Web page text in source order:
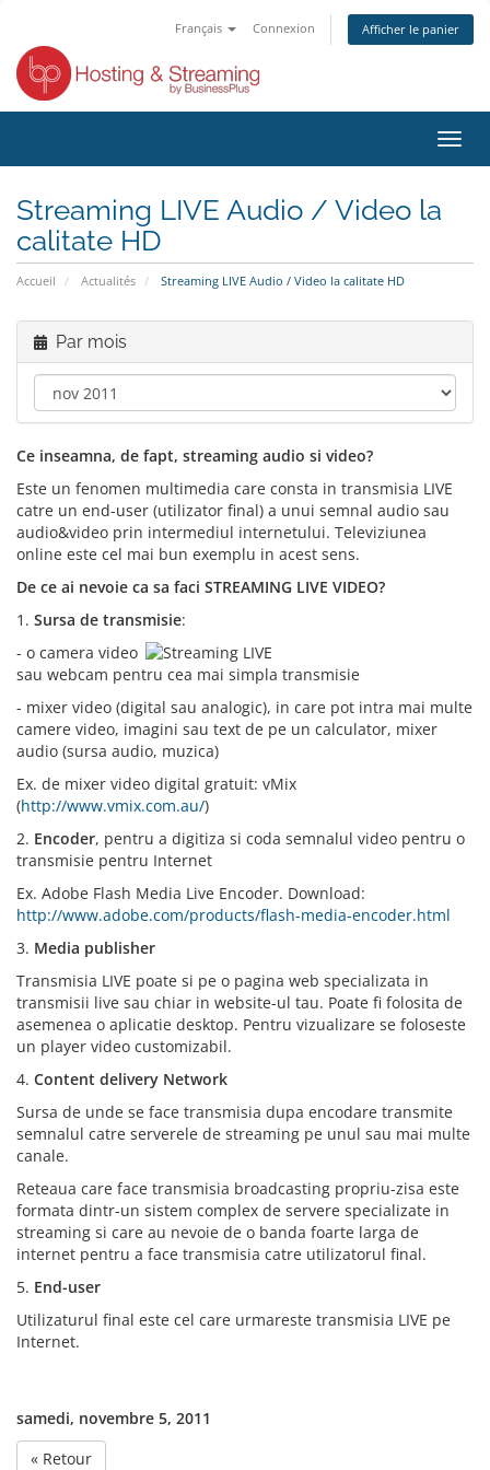
Français Connexion Afficher le panier
la
Streaming LIVE Audio / Video la
calitate HD
Accueil Actualités Streaming LIVE Audio / Video la calitate HD
Par mois
Ce inseamna, de fapt, streaming audio si video?
Este un fenomen multimedia care consta in transmisia LIVE
catre un end-user (utilizator final) a unui semnal audio sau
audio&video prin intermediul internetului. Televiziunea
online este cel mai bun exemplu in acest sens.
De ce ai nevoie ca sa faci STREAMING LIVE VIDEO?
1. Sursa de transmisie:
- o camera video
sau webcam pentru cea mai simpla transmisie
- mixer video (digital sau analogic), in care pot intra mai multe
camere video, imagini sau text de pe un calculator, mixer
audio (sursa audio, muzica)
Ex. de mixer video digital gratuit: vMix
(http://www.vmix.com.au/)
2. Encoder, pentru a digitiza si coda semnalul video pentru o
transmisie pentru Internet
Ex. Adobe Flash Media Live Encoder. Download:
http://www.adobe.com/products/flash-media-encoder.html
3. Media publisher
Transmisia LIVE poate si pe o pagina web specializata in
transmisii live sau chiar in website-ul tau. Poate fi folosita de
asemenea o aplicatie desktop. Pentru vizualizare se foloseste
un player video customizabil.
4. Content delivery Network
Sursa de unde se face transmisia dupa encodare transmite
semnalul catre serverele de streaming pe unul sau mai multe
canale.
Reteaua care face transmisia broadcasting propriu-zisa este
formata dintr-un sistem complex de servere specializate in
streaming si care au nevoie de o banda foarte larga de
internet pentru a face transmisia catre utilizatorul final.
5. End-user
Utilizaturul final este cel care urmareste transmisia LIVE pe
Internet.
samedi, novembre 5, 2011
« Retour